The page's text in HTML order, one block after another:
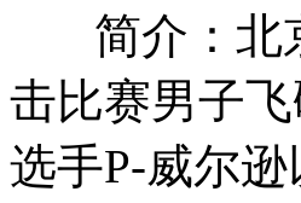
简介：北
击比赛男子
选手P-威尔